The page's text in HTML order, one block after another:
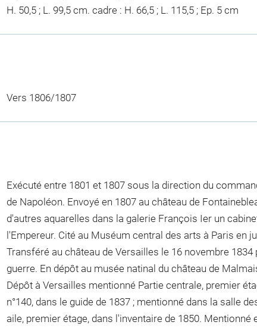
H. 50,5 ; L. 99,5 cm. cadre : H. 66,5 ; L. 115,5 ; Ep. 5 cm
Vers 1806/1807
Exécuté entre 1801 et 1807 sous la direction du
de Napoléon. Envoyé en 1807 au château de
d'autres aquarelles dans la galerie François Ier un
l'Empereur. Cité au Muséum central des arts à Paris en
Transféré au château de Versailles le 16 novembre
guerre. En dépôt au musée natinal du château de
Dépôt à Versailles mentionné Partie centrale, premier
n°140, dans le guide de 1837 ; mentionné dans la salle
aile, premier étage, dans l'inventaire de 1850. Mentionné